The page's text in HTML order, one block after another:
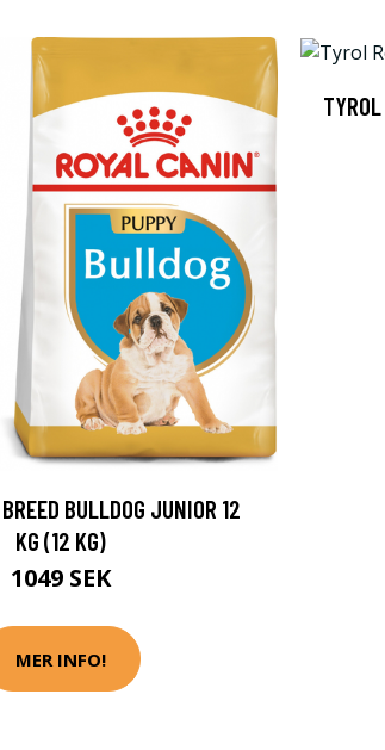
BULLDOG JUNIOR 12
KG (12 KG)
1049 SEK
MER INFO!